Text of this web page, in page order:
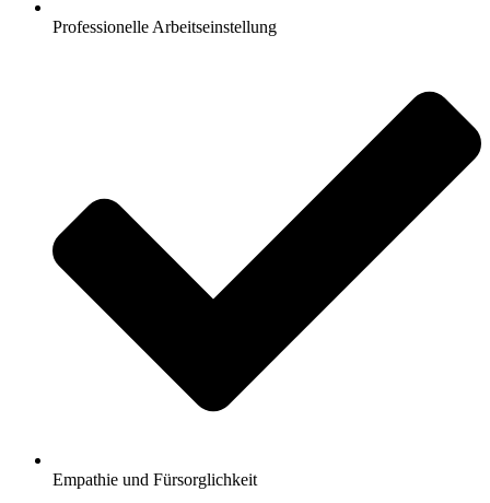
Professionelle Arbeitseinstellung
Empathie und Fürsorglichkeit